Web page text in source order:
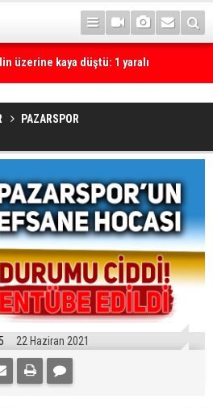
üzerine kaya düştü: 1 yaralı
PAZARSPOR
22 Haziran 2021